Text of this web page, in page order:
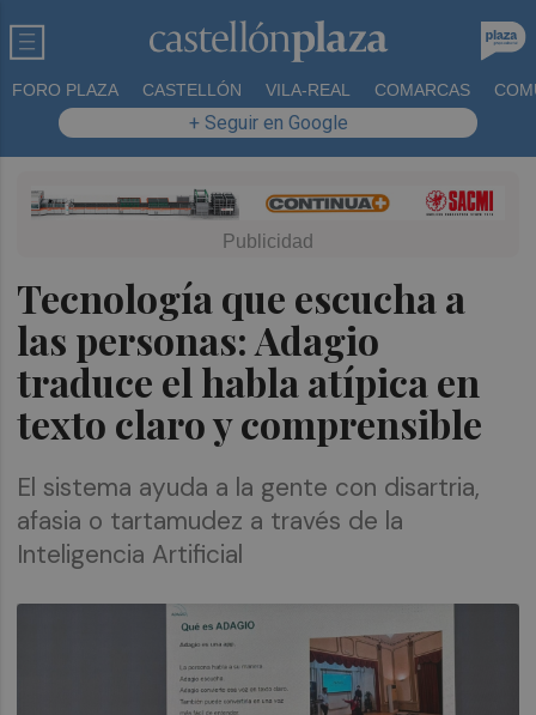
FORO PLAZA CASTELLÓN VILA-REAL COMARCAS
+ Seguir en Google
Tecnología que escucha a
las personas: Adagio
traduce el habla atípica en
texto claro y comprensible
El sistema ayuda a la gente con disartria,
afasia o tartamudez a través de la
Inteligencia Artificial